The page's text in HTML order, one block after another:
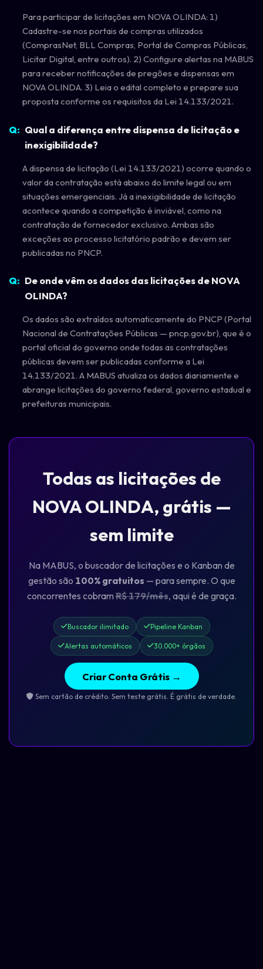
Para participar de licitações em NOVA OLINDA: 1)
Cadastre-se nos portais de compras utilizados
(ComprasNet, BLL Compras, Portal de Compras Públicas,
Licitar Digital, entre outros). 2) Configure alertas na MABUS
para receber notificações de pregões e dispensas em
NOVA OLINDA. 3) Leia o edital completo e prepare sua
proposta conforme os requisitos da Lei 14.133/2021.
Qual a diferença entre dispensa de licitação e
inexigibilidade?
A dispensa de licitação (Lei 14.133/2021) ocorre quando o
valor da contratação está abaixo do limite legal ou em
situações emergenciais. Já a inexigibilidade de licitação
acontece quando a competição é inviável, como na
contratação de fornecedor exclusivo. Ambas são
exceções ao processo licitatório padrão e devem ser
publicadas no PNCP.
De onde vêm os dados das licitações de NOVA
OLINDA?
Os dados são extraídos automaticamente do PNCP (Portal
Nacional de Contratações Públicas — pncp.gov.br), que é o
portal oficial do governo onde todas as contratações
públicas devem ser publicadas conforme a Lei
14.133/2021. A MABUS atualiza os dados diariamente e
abrange licitações do governo federal, governo estadual e
prefeituras municipais.
Todas as licitações de
NOVA OLINDA, grátis —
sem limite
Na MABUS, o buscador de licitações e o Kanban de
gestão são 100% gratuitos — para sempre. O que
concorrentes cobramR$ 179/mês, aqui é de graça.
Buscador ilimitado Pipeline Kanban
Alertas automáticos 30.000+ órgãos
Criar Conta Grátis →
Sem cartão de crédito. Sem teste grátis. É grátis de verdade.